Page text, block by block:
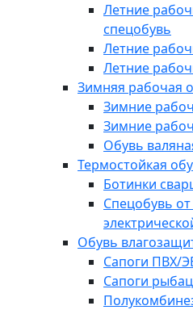
Летние
спецобувь
Летние
Летние
Зимняя рабочая
Зимние
Зимние
Обувь
Термостойкая
Ботинки
Спецобувь
Обувь
Сапоги ПВХ/
Сапоги